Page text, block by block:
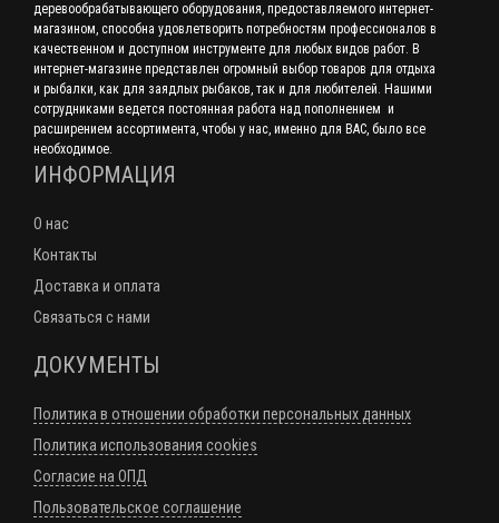
деревообрабатывающего оборудования, предоставляемого интернет-
магазином, способна удовлетворить потребностям профессионалов в
качественном и доступном инструменте для любых видов работ. В
интернет-магазине представлен огромный выбор товаров для отдыха
и рыбалки, как для заядлых рыбаков, так и для любителей. Нашими
сотрудниками ведется постоянная работа над пополнением и
расширением ассортимента, чтобы у нас, именно для ВАС, было все
необходимое.
ИНФОРМАЦИЯ
О нас
Контакты
Доставка и оплата
Связаться с нами
ДОКУМЕНТЫ
Политика в отношении обработки персональных данных
Политика использования cookies
Согласие на ОПД
Пользовательское соглашение